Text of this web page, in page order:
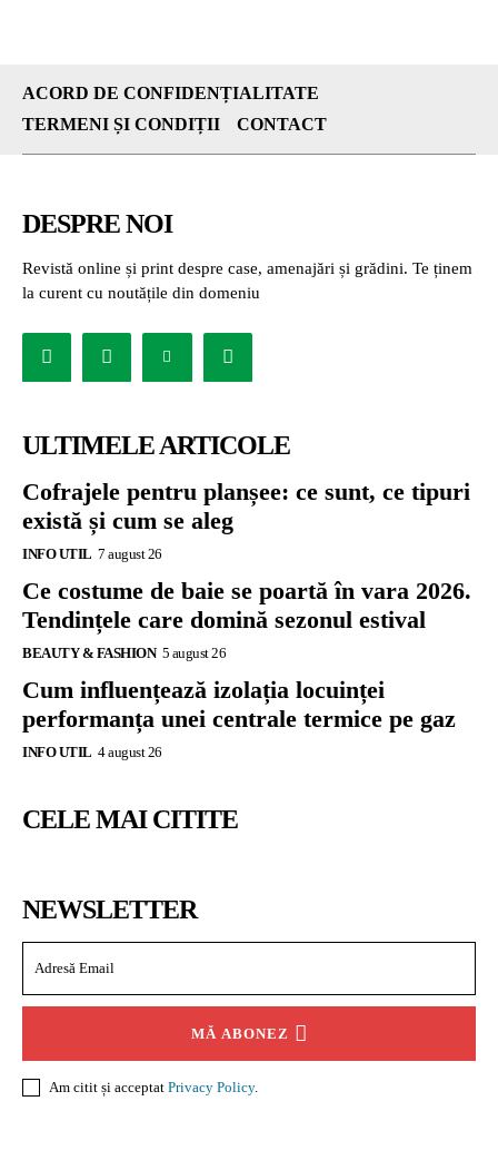
ACORD DE CONFIDENȚIALITATE
TERMENI ȘI CONDIȚII
CONTACT
DESPRE NOI
Revistă online și print despre case, amenajări și grădini. Te ținem
la curent cu noutățile din domeniu
ULTIMELE ARTICOLE
Cofrajele pentru planșee: ce sunt, ce tipuri
există și cum se aleg
INFO UTIL 7 august 26
Ce costume de baie se poartă în vara 2026.
Tendințele care domină sezonul estival
BEAUTY & FASHION 5 august 26
Cum influențează izolația locuinței
performanța unei centrale termice pe gaz
INFO UTIL 4 august 26
CELE MAI CITITE
NEWSLETTER
MĂ ABONEZ
Am citit și acceptat Privacy Policy.